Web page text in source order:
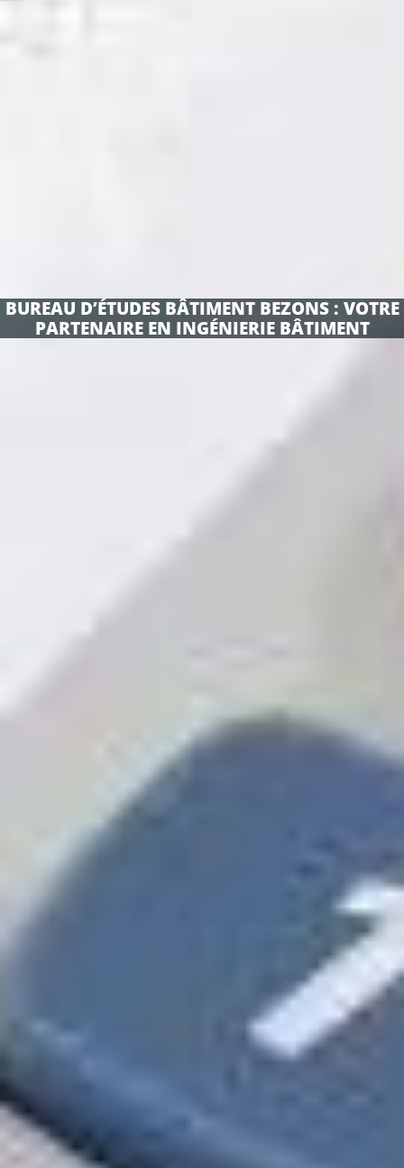
BUREAU D’ÉTUDES BÂTIMENT BEZONS : VOTRE
PARTENAIRE EN INGÉNIERIE BÂTIMENT